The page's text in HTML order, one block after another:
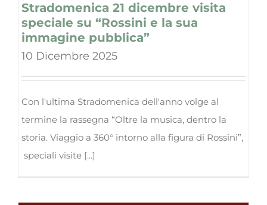
Stradomenica 21 dicembre visita
speciale su “Rossini e la sua
immagine pubblica”
10 Dicembre 2025
Con l'ultima Stradomenica dell'anno volge al
termine la rassegna “Oltre la musica, dentro la
storia. Viaggio a 360° intorno alla figura di Rossini”,
speciali visite [...]